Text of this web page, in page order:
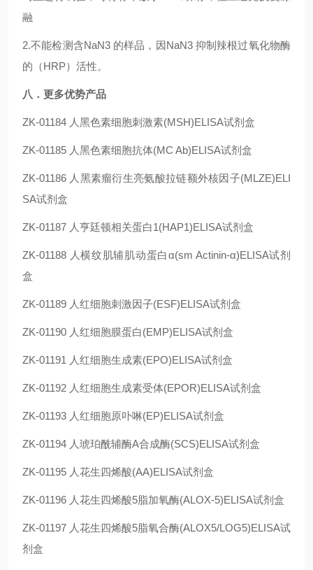
融
2.不能检测含NaN3 的样品，因NaN3 抑制辣根过氧化物酶
的（HRP）活性。
八．更多优势产品
ZK-01184 人黑色素细胞刺激素(MSH)ELISA试剂盒
ZK-01185 人黑色素细胞抗体(MC Ab)ELISA试剂盒
ZK-01186 人黑素瘤衍生亮氨酸拉链额外核因子(MLZE)ELI
SA试剂盒
ZK-01187 人亨廷顿相关蛋白1(HAP1)ELISA试剂盒
ZK-01188 人横纹肌辅肌动蛋白α(sm Actinin-α)ELISA试剂
盒
ZK-01189 人红细胞刺激因子(ESF)ELISA试剂盒
ZK-01190 人红细胞膜蛋白(EMP)ELISA试剂盒
ZK-01191 人红细胞生成素(EPO)ELISA试剂盒
ZK-01192 人红细胞生成素受体(EPOR)ELISA试剂盒
ZK-01193 人红细胞原卟啉(EP)ELISA试剂盒
ZK-01194 人琥珀酰辅酶A合成酶(SCS)ELISA试剂盒
ZK-01195 人花生四烯酸(AA)ELISA试剂盒
ZK-01196 人花生四烯酸5脂加氧酶(ALOX-5)ELISA试剂盒
ZK-01197 人花生四烯酸5脂氧合酶(ALOX5/LOG5)ELISA试
剂盒